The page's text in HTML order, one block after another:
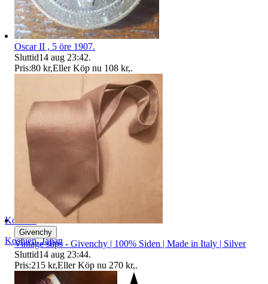
Koshien
Koshien,Japan
Oscar II , 5 öre 1907.
Sluttid14 aug 23:42.
Pris:80 kr,Eller Köp nu 108 kr,.
Givenchy
Vintage slips - Givenchy | 100% Siden | Made in Italy | Silver
Sluttid14 aug 23:44.
Pris:215 kr,Eller Köp nu 270 kr,.